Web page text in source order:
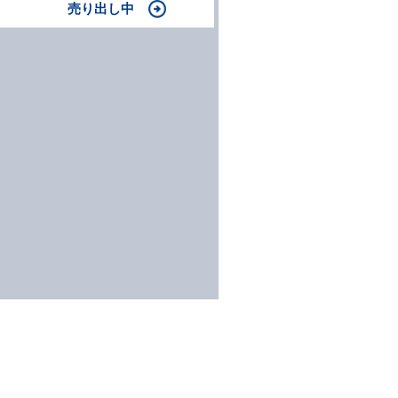
売り出し中